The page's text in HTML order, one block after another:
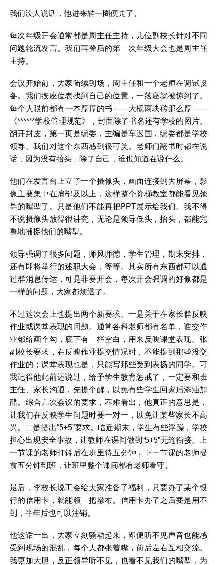
我们没人说话，他进来转一圈便走了。
每次年级开会通常都是周主任主持，几位副校长针对不同
问题轮流发言。我们耳聋后的第一次年级大会也是周主任
主持。
会议开始前，大家陆续到场，周主任和一个老师在调试设
备。我们按座位表找到自己的位置，一落座就被惊到了。
每个人眼前都有一本厚厚的书——大概两块砖那么厚——
《******学校管理规范》，封面除了书名还有学校的图片。
翻开封皮，第一页是编委，主编是车迟国，编委都是学校
领导。我们对这个东西感到很可笑。老师们翻书时都在说
话，因为没有抬头，除了自己，谁也知道在说什么。
他们在发言台上立了一个摄像头，画面连接到大屏幕，影
像主要集中在肩部及以上，这样整个阶梯教室都能看见领
导的嘴型了。只是他们不能再把PPT展示给我们。我不得
不说摄像头放得很讲究，无论是领导低头，抬头，都能完
整地捕捉他们的嘴型。
领导强调了很多问题，师风师德，学生管理，期末安排，
还有即将举行的述职大会，等等。其实所有东西都可以通
过群消息传达，可是非要开会，每次开会强调的好像都是
一样的问题，大家都烦透了。
不过这次会上也提出两个新要求。一是关于在家长群反映
作业或课堂表现的问题。通常各科老师都有名单，谁交作
业都给画个勾，底下有一栏空白，用来反映课堂表现。张
副校长要求，在反映作业提交情况时，不能提到那些没交
作业的；课堂表现也是，只能写那些受到表扬的同学。可
我记得他此前还说过，给予学生教育惩戒了，一定要和班
主任、家长沟通，先提个醒，以免有些学生回家后添油加
醋。综合几次会议的要求，不难看出，他真正的意思是，
让我们在反映学生问题时要一对一，以免让某些家长不高
兴。二是提出“5+5”要求。临近期末，学生有些浮躁，学校
担心出现安全事故，让教师在课间做到“5+5”无缝衔接。上
一节课的老师打铃后在班里待五分钟，下一节课的老师提
前五分钟到班，让班里整个课间都有老师看守。
最后，李校长说工会给大家准备了福利，只要办了某个银
行的信用卡，就能领一把墩布。信用卡办了之后要是用不
到，半年后也可以注销。
他这话一出，大家立刻骚动起来，即便听不见声音也能感
受到现场的混乱，每个人都张着嘴，前后左右互相交流。
我更加大胆，反正领导听不见，也看不见我们的嘴型，为